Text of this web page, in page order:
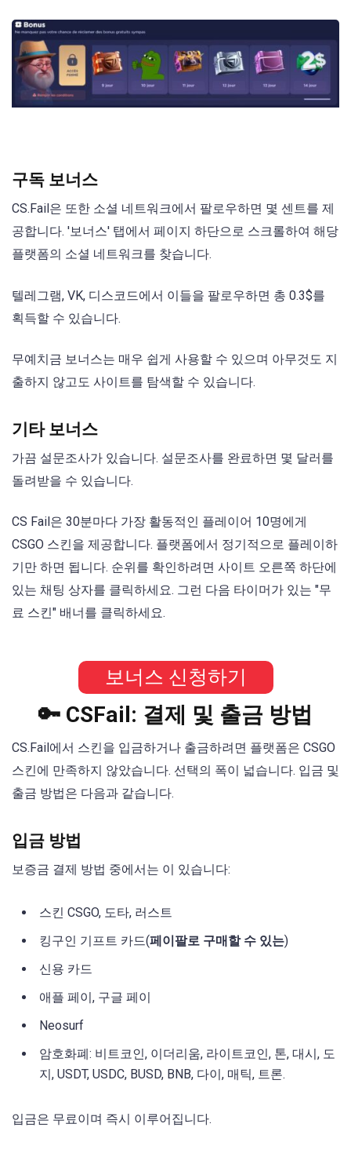
구독 보너스
CS.Fail은 또한 소셜 네트워크에서 팔로우하면 몇 센트를 제
공합니다. '보너스' 탭에서 페이지 하단으로 스크롤하여 해당
플랫폼의 소셜 네트워크를 찾습니다.
텔레그램, VK, 디스코드에서 이들을 팔로우하면 총 0.3$를
획득할 수 있습니다.
무예치금 보너스는 매우 쉽게 사용할 수 있으며 아무것도 지
출하지 않고도 사이트를 탐색할 수 있습니다.
기타 보너스
가끔 설문조사가 있습니다. 설문조사를 완료하면 몇 달러를
돌려받을 수 있습니다.
CS Fail은 30분마다 가장 활동적인 플레이어 10명에게
CSGO 스킨을 제공합니다. 플랫폼에서 정기적으로 플레이하
기만 하면 됩니다. 순위를 확인하려면 사이트 오른쪽 하단에
있는 채팅 상자를 클릭하세요. 그런 다음 타이머가 있는 "무
료 스킨" 배너를 클릭하세요.
보너스 신청하기
🔑 CSFail: 결제 및 출금 방법
CS.Fail에서 스킨을 입금하거나 출금하려면 플랫폼은 CSGO
스킨에 만족하지 않았습니다. 선택의 폭이 넓습니다. 입금 및
출금 방법은 다음과 같습니다.
입금 방법
보증금 결제 방법 중에서는 이 있습니다:
스킨 CSGO, 도타, 러스트
킹구인 기프트 카드(페이팔로 구매할 수 있는)
신용 카드
애플 페이, 구글 페이
Neosurf
암호화폐: 비트코인, 이더리움, 라이트코인, 톤, 대시, 도
지, USDT, USDC, BUSD, BNB, 다이, 매틱, 트론.
입금은 무료이며 즉시 이루어집니다.